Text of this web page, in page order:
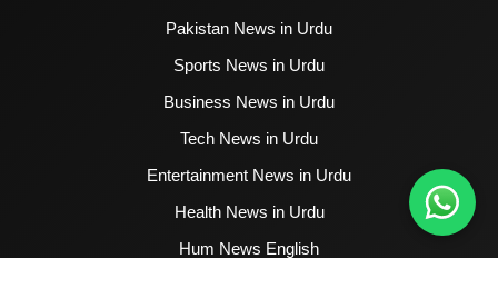
Pakistan News in Urdu
Sports News in Urdu
Business News in Urdu
Tech News in Urdu
Entertainment News in Urdu
Health News in Urdu
Hum News English